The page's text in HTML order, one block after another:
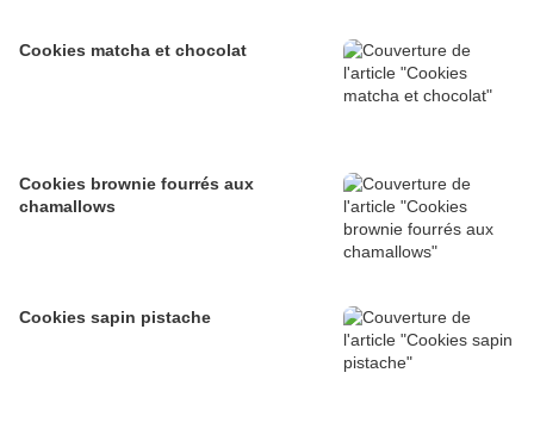
Cookies matcha et chocolat
Cookies brownie fourrés aux
chamallows
Cookies sapin pistache